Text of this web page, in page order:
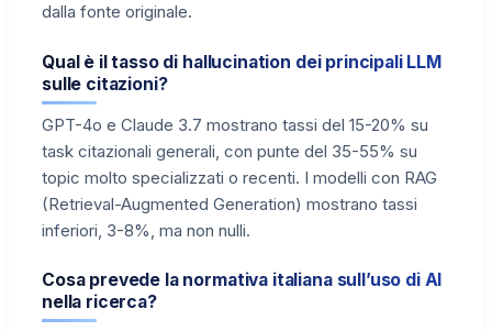
dalla fonte originale.
Qual è il tasso di hallucination dei principali LLM
sulle citazioni?
GPT-4o e Claude 3.7 mostrano tassi del 15-20% su
task citazionali generali, con punte del 35-55% su
topic molto specializzati o recenti. I modelli con RAG
(Retrieval-Augmented Generation) mostrano tassi
inferiori, 3-8%, ma non nulli.
Cosa prevede la normativa italiana sull’uso di AI
nella ricerca?